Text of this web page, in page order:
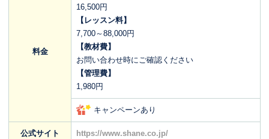
料金
16,500円
【レッスン料】
7,700～88,000円
【教材費】
お問い合わせ時にご確認ください
【管理費】
1,980円
キャンペーンあり
公式サイト https://www.shane.co.jp/